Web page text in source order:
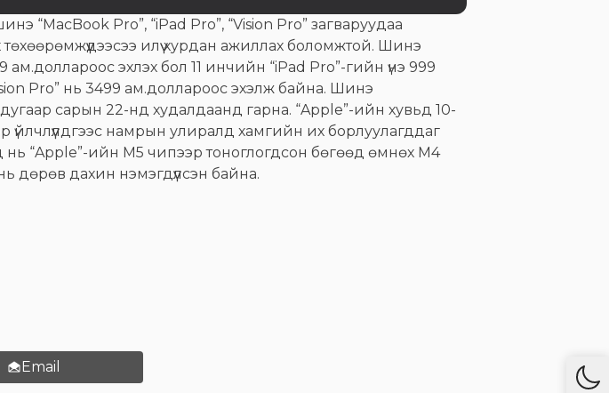
Pro”, “iPad Pro”, “Vision Pro” загваруудаа
илүү хурдан ажиллах боломжтой. Шинэ
эхлэх бол 11 инчийн “iPad Pro”-гийн үнэ 999
Pro” нь 3499 ам.доллароос эхэлж байна. Шинэ
сарын 22-нд худалдаанд гарна. “Apple”-ийн хувьд 10-
үйлчлүүлдгээс намрын улиралд хамгийн их борлуулагддаг
нь “Apple”-ийн M5 чипээр тоноглогдсон бөгөөд өмнөх M4
дөрөв дахин нэмэгдүүлсэн байна.
Email